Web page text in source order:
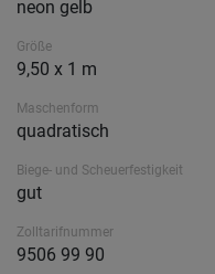
neon gelb
Größe
9,50 x 1 m
Maschenform
quadratisch
Biege- und Scheuerfestigkeit
gut
Zolltarifnummer
9506 99 90